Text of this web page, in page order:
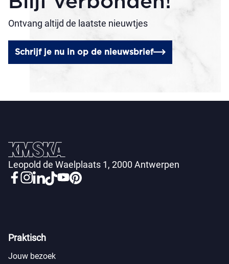
Ontvang altijd de laatste nieuwtjes
Schrijf je nu in op de nieuwsbrief
Leopold de Waelplaats 1, 2000 Antwerpen
Praktisch
Jouw bezoek